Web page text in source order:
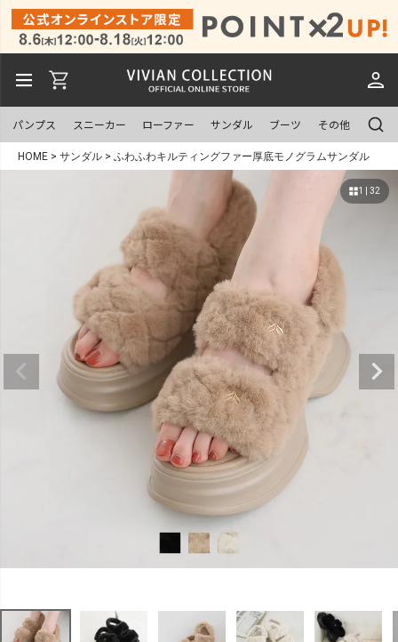
パンプス スニーカー ローファー サンダル ブーツ その他
HOME サンダル ふわふわキルティングファー厚底モノグラムサンダル
1 | 32